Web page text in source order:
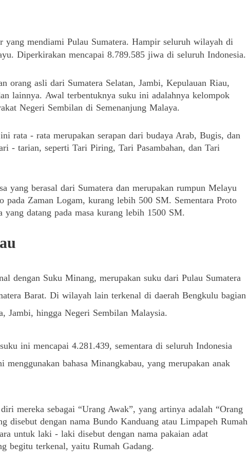
yang mendiami Pulau Sumatera. Hampir seluruh wilayah di
Diperkirakan mencapai 8.789.585 jiwa di seluruh Indonesia.
orang asli dari Sumatera Selatan, Jambi, Kepulauan Riau,
lainnya. Awal terbentuknya suku ini adalahnya kelompok
Negeri Sembilan di Semenanjung Malaya.
rata - rata merupakan serapan dari budaya Arab, Bugis, dan
- tarian, seperti Tari Piring, Tari Pasambahan, dan Tari
yang berasal dari Sumatera dan merupakan rumpun Melayu
pada Zaman Logam, kurang lebih 500 SM. Sementara Proto
datang pada masa kurang lebih 1500 SM.
dengan Suku Minang, merupakan suku dari Pulau Sumatera
Barat. Di wilayah lain terkenal di daerah Bengkulu bagian
Jambi, hingga Negeri Sembilan Malaysia.
ini mencapai 4.281.439, sementara di seluruh Indonesia
menggunakan bahasa Minangkabau, yang merupakan anak
mereka sebagai “Urang Awak”, yang artinya adalah “Orang
disebut dengan nama Bundo Kanduang atau Limpapeh Rumah
untuk laki - laki disebut dengan nama pakaian adat
begitu terkenal, yaitu Rumah Gadang.